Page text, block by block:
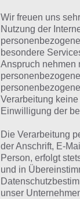
Die Lösung
2024 in 4
TRÄUMEN
Du suchst eine
Rätsel aus
Lösung
Zur
Wir freuen uns
Nutzung der
besondere
Anspruch nehmen
Verarbeitung
Einwilligung der
Die Verarbeitung
der Anschrift, E-
Person, erfolgt
und in
unser